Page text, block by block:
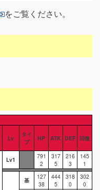
をご覧ください。
Lv
タイ
プ
HP ATK DEF 回復
Lv1
791
2
317
5
216
3
145
1
基
127
38
444
5
318
0
302
0